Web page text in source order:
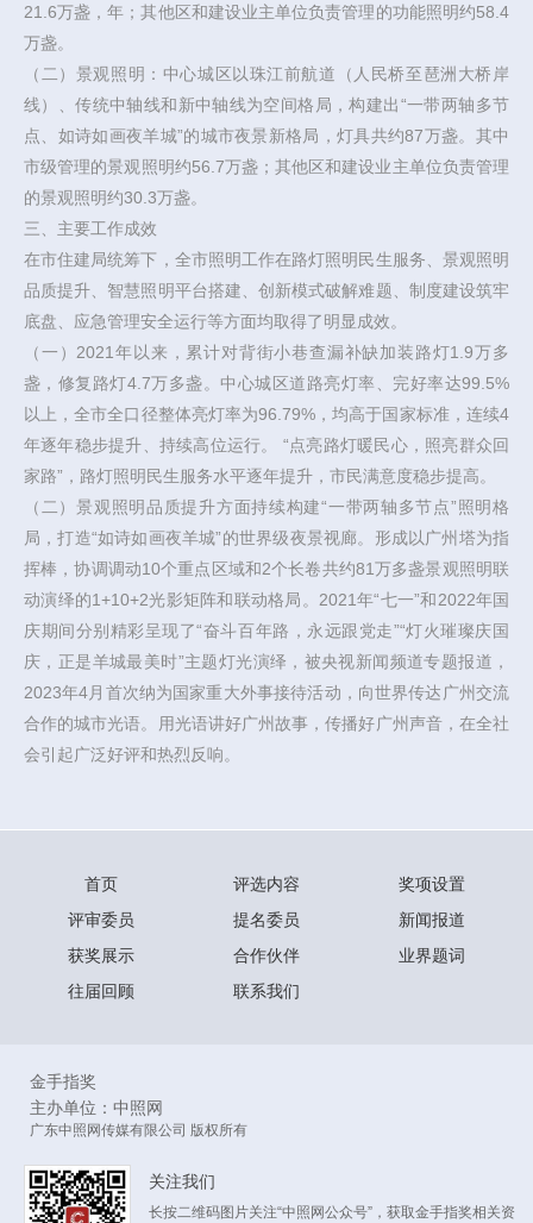
21.6万盏，年；其他区和建设业主单位负责管理的功能照明约58.4
万盏。
（二）景观照明：中心城区以珠江前航道（人民桥至琶洲大桥岸
线）、传统中轴线和新中轴线为空间格局，构建出“一带两轴多节
点、如诗如画夜羊城”的城市夜景新格局，灯具共约87万盏。其中
市级管理的景观照明约56.7万盏；其他区和建设业主单位负责管理
的景观照明约30.3万盏。
三、主要工作成效
在市住建局统筹下，全市照明工作在路灯照明民生服务、景观照明
品质提升、智慧照明平台搭建、创新模式破解难题、制度建设筑牢
底盘、应急管理安全运行等方面均取得了明显成效。
（一）2021年以来，累计对背街小巷查漏补缺加装路灯1.9万多
盏，修复路灯4.7万多盏。中心城区道路亮灯率、完好率达99.5%
以上，全市全口径整体亮灯率为96.79%，均高于国家标准，连续4
年逐年稳步提升、持续高位运行。 “点亮路灯暖民心，照亮群众回
家路”，路灯照明民生服务水平逐年提升，市民满意度稳步提高。
（二）景观照明品质提升方面持续构建“一带两轴多节点”照明格
局，打造“如诗如画夜羊城”的世界级夜景视廊。形成以广州塔为指
挥棒，协调调动10个重点区域和2个长卷共约81万多盏景观照明联
动演绎的1+10+2光影矩阵和联动格局。2021年“七一”和2022年国
庆期间分别精彩呈现了“奋斗百年路，永远跟党走”“灯火璀璨庆国
庆，正是羊城最美时”主题灯光演绎，被央视新闻频道专题报道，
2023年4月首次纳为国家重大外事接待活动，向世界传达广州交流
合作的城市光语。用光语讲好广州故事，传播好广州声音，在全社
会引起广泛好评和热烈反响。
首页 评选内容
奖项设置
评审委员
提名委员
新闻报道
获奖展示
合作伙伴
业界题词
往届回顾
联系我们
金手指奖
主办单位：中照网
广东中照网传媒有限公司 版权所有
关注我们
长按二维码图片关注“中照网公众号”，获取金手指奖相关资